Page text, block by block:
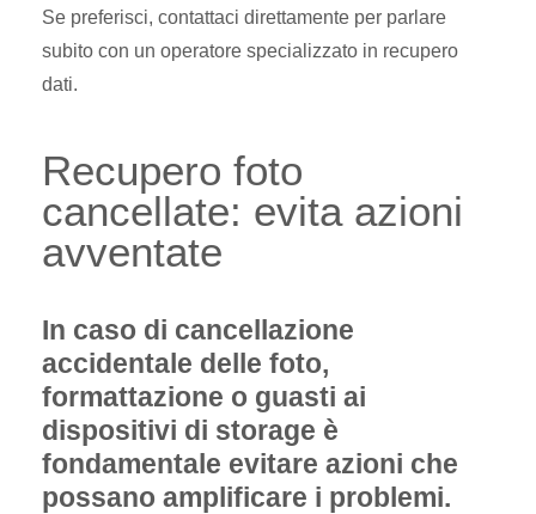
Se preferisci, contattaci direttamente per parlare
subito con un operatore specializzato in recupero
dati.
Recupero foto
cancellate: evita azioni
avventate
In caso di cancellazione
accidentale delle foto,
formattazione o guasti ai
dispositivi di storage è
fondamentale evitare azioni che
possano amplificare i problemi.